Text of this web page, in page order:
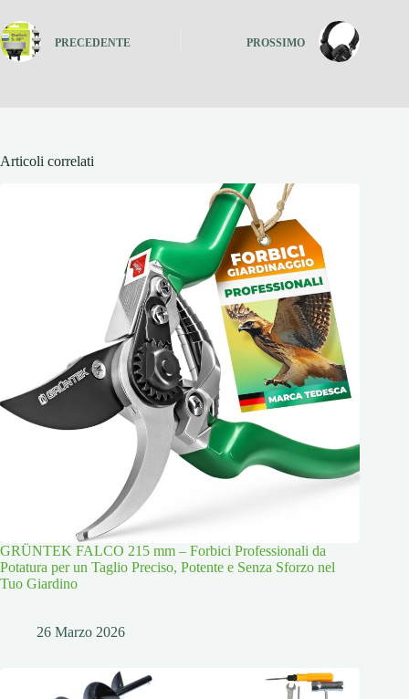
PRECEDENTE PROSSIMO
Articoli correlati
GRÜNTEK FALCO 215 mm – Forbici Professionali da
Potatura per un Taglio Preciso, Potente e Senza Sforzo nel
Tuo Giardino
26 Marzo 2026